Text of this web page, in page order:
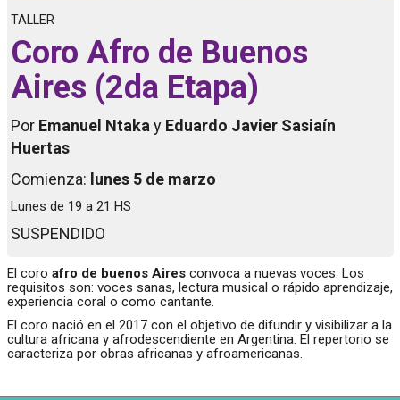
TALLER
Coro Afro de Buenos
Aires (2da Etapa)
Por Emanuel Ntaka y Eduardo Javier Sasiaín
Huertas
Comienza: lunes 5 de marzo
Lunes de 19 a 21 HS
SUSPENDIDO
El coro afro de buenos Aires convoca a nuevas voces. Los
requisitos son: voces sanas, lectura musical o rápido aprendizaje,
experiencia coral o como cantante.
El coro nació en el 2017 con el objetivo de difundir y visibilizar a la
cultura africana y afrodescendiente en Argentina. El repertorio se
caracteriza por obras africanas y afroamericanas.